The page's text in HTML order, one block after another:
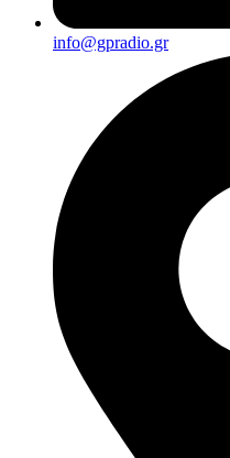
info@gpradio.gr